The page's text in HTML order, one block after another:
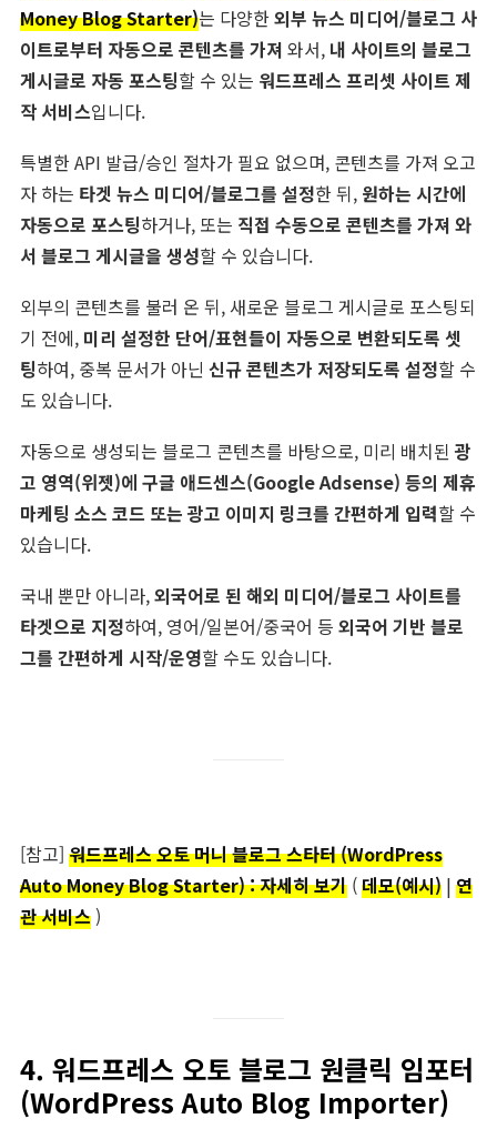
Money Blog Starter)는 다양한외부 뉴스 미디어/블로그 사
이트로부터 자동으로 콘텐츠를 가져 와서, 내 사이트의 블로그
게시글로 자동 포스팅할 수 있는 워드프레스 프리셋 사이트 제
작 서비스입니다.
특별한 API 발급/승인 절차가 필요 없으며, 콘텐츠를 가져 오고
자 하는 타겟 뉴스 미디어/블로그를 설정한 뒤, 원하는 시간에
자동으로 포스팅하거나, 또는 직접 수동으로 콘텐츠를 가져 와
서 블로그 게시글을 생성할 수 있습니다.​
외부의 콘텐츠를 불러 온 뒤, 새로운 블로그 게시글로 포스팅되
기 전에, 미리 설정한 단어/표현들이 자동으로 변환되도록 셋
팅하여, 중복 문서가 아닌 신규 콘텐츠가 저장되도록 설정할 수
도 있습니다.
자동으로 생성되는 블로그 콘텐츠를 바탕으로, 미리 배치된광
고 영역(위젯)에 구글 애드센스(Google Adsense) 등의 제휴
마케팅 소스 코드 또는 광고 이미지 링크를 간편하게 입력할 수
있습니다.
국내 뿐만 아니라,외국어로 된 해외 미디어/블로그 사이트를
타겟으로 지정하여, 영어/일본어/중국어 등 외국어 기반 블로
그를 간편하게 시작/운영할 수도 있습니다.
[참고] 워드프레스 오토 머니 블로그 스타터 (WordPress
Auto Money Blog Starter) : 자세히 보기 (데모(예시) | 연
관 서비스)
4. 워드프레스 오토 블로그 원클릭 임포터
(WordPress Auto Blog Importer)